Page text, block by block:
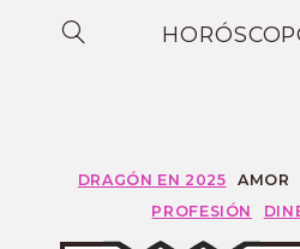
DRAGÓN EN 2025 AMOR
PROFESIÓN